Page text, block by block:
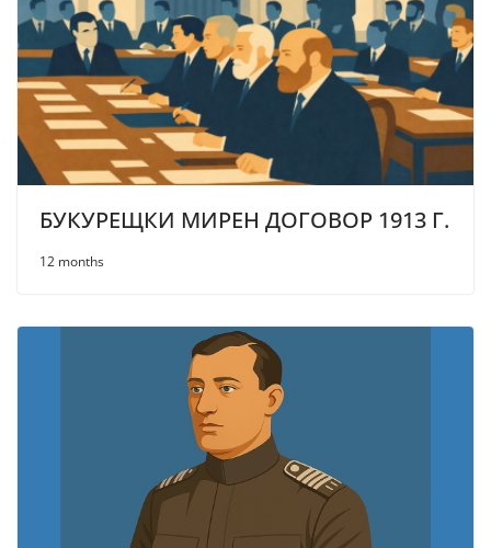
БУКУРЕЩКИ МИРЕН ДОГОВОР 1913 Г.
12 months